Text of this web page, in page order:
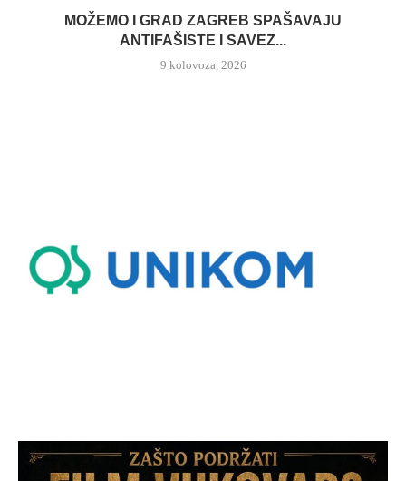
MOŽEMO I GRAD ZAGREB SPAŠAVAJU
ANTIFAŠISTE I SAVEZ...
9 kolovoza, 2026